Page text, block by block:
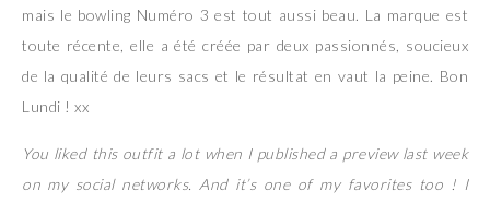
mais le bowling Numéro 3 est tout aussi beau. La marque est
toute récente, elle a été créée par deux passionnés, soucieux
de la qualité de leurs sacs et le résultat en vaut la peine. Bon
Lundi ! xx
You liked this outfit a lot when I published a preview last week
on my social networks. And it’s one of my favorites too ! I